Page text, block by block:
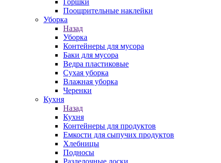
Горшки
Поощрительные наклейки
Уборка
Назад
Уборка
Контейнеры для мусора
Баки для мусора
Ведра пластиковые
Сухая уборка
Влажная уборка
Черенки
Кухня
Назад
Кухня
Контейнеры для продуктов
Емкости для сыпучих продуктов
Хлебницы
Подносы
Разделочные доски